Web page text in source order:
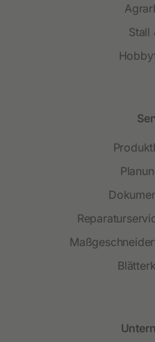
Stall